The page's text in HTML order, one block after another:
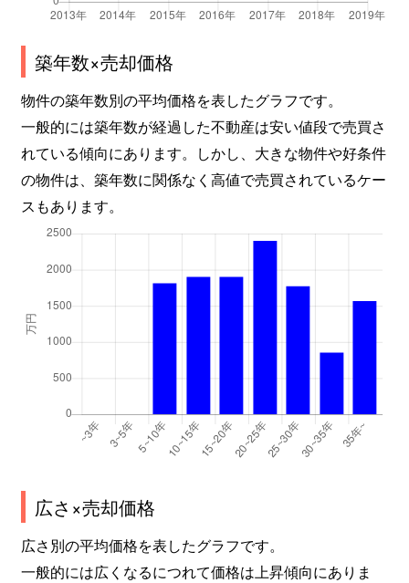
築年数×売却価格
物件の築年数別の平均価格を表したグラフです。
一般的には築年数が経過した不動産は安い値段で売買さ
れている傾向にあります。しかし、大きな物件や好条件
の物件は、築年数に関係なく高値で売買されているケー
スもあります。
広さ×売却価格
広さ別の平均価格を表したグラフです。
一般的には広くなるにつれて価格は上昇傾向にありま